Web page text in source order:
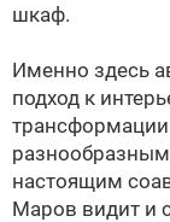
шкаф.
Именно здесь
подход к
трансформации
настоящим
Маров видит и